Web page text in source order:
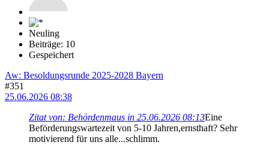
Neuling
Beiträge: 10
Gespeichert
Aw: Besoldungsrunde 2025-2028 Bayern
#351
25.06.2026 08:38
Zitat von: Behördenmaus in 25.06.2026 08:13Eine
Beförderungswartezeit von 5-10 Jahren,ernsthaft? Sehr
motivierend für uns alle...schlimm.